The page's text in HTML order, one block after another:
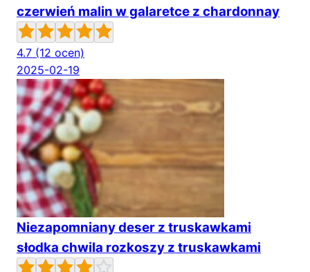
czerwień malin w galaretce z chardonnay
4.7 (12 ocen)
2025-02-19
Niezapomniany deser z truskawkami
słodka chwila rozkoszy z truskawkami